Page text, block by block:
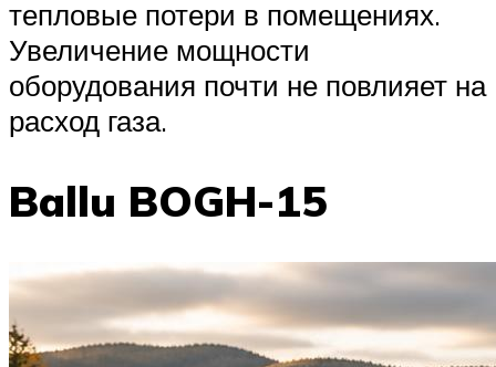
тепловые потери в помещениях.
Увеличение мощности
оборудования почти не повлияет на
расход газа.
Ballu BOGH-15